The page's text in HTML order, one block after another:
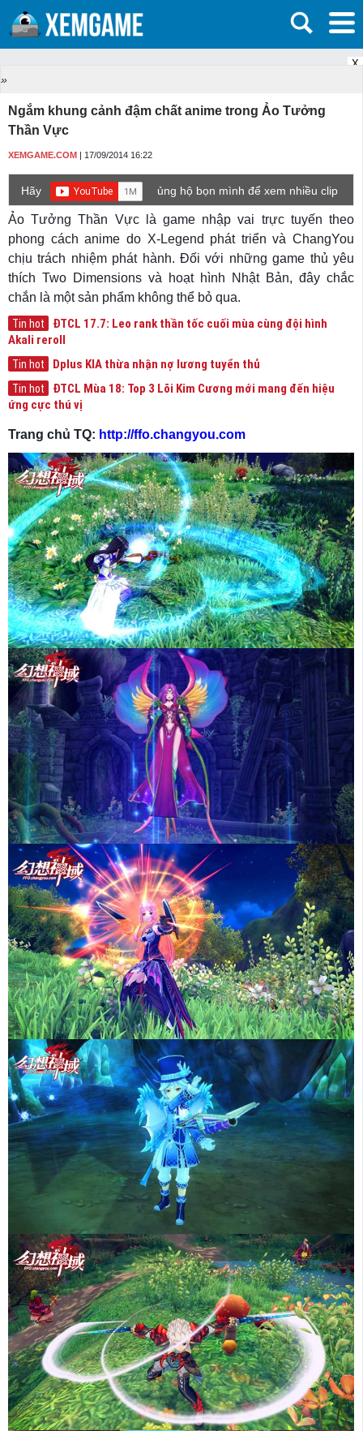
X
»
Ngắm khung cảnh đậm chất anime trong Ảo Tưởng
Thần Vực
XEMGAME.COM | 17/09/2014 16:22
Hãy
ủng hộ bọn mình để xem nhiều clip
game mới hơn nhé!
Ảo Tưởng Thần Vực là game nhập vai trực tuyến theo
phong cách anime do X-Legend phát triển và ChangYou
chịu trách nhiệm phát hành. Đối với những game thủ yêu
thích Two Dimensions và hoạt hình Nhật Bản, đây chắc
chắn là một sản phẩm không thể bỏ qua.
Tin hot
ĐTCL 17.7: Leo rank thần tốc cuối mùa cùng đội hình
Akali reroll
Tin hot Dplus KIA thừa nhận nợ lương tuyển thủ
Tin hot
ĐTCL Mùa 18: Top 3 Lõi Kim Cương mới mang đến hiệu
ứng cực thú vị
Trang chủ TQ: http://ffo.changyou.com